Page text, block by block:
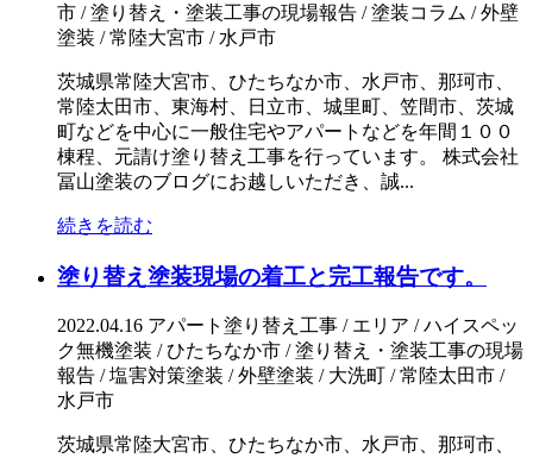
市 / 塗り替え・塗装工事の現場報告 / 塗装コラム / 外壁
塗装 / 常陸大宮市 / 水戸市
茨城県常陸大宮市、ひたちなか市、水戸市、那珂市、
常陸太田市、東海村、日立市、城里町、笠間市、茨城
町などを中心に一般住宅やアパートなどを年間１００
棟程、元請け塗り替え工事を行っています。 株式会社
冨山塗装のブログにお越しいただき、誠...
続きを読む
塗り替え塗装現場の着工と完工報告です。
2022.04.16 アパート塗り替え工事 / エリア / ハイスペッ
ク無機塗装 / ひたちなか市 / 塗り替え・塗装工事の現場
報告 / 塩害対策塗装 / 外壁塗装 / 大洗町 / 常陸太田市 /
水戸市
茨城県常陸大宮市、ひたちなか市、水戸市、那珂市、